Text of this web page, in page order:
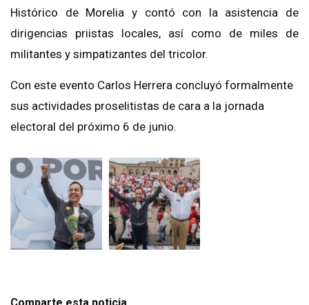
Histórico de Morelia y contó con la asistencia de
dirigencias priistas locales, así como de miles de
militantes y simpatizantes del tricolor.
Con este evento Carlos Herrera concluyó formalmente
sus actividades proselitistas de cara a la jornada
electoral del próximo 6 de junio.
Comparte esta noticia